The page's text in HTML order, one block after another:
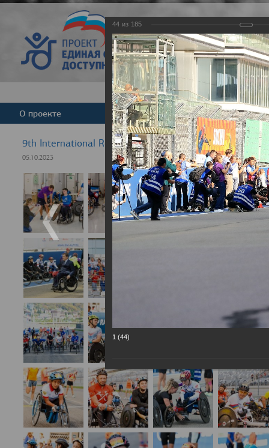
Версия для
О проекте Команда Новости
9th International Rezept-Sport Wheelchair Half
05.10.2023
44 из 185
1 (44)